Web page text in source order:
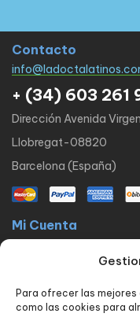
Para ofrecer las
como las cookies para
Contacto
+ (34) 603 261
Dirección Avenida
Llobregat-08820
Barcelona (España)
Mi Cuenta
Políticas